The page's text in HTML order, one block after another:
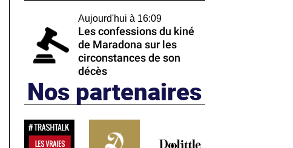
Aujourd'hui à 16:09
Les confessions du kiné
de Maradona sur les
circonstances de son
décès
Nos partenaires